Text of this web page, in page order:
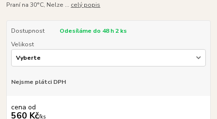
Praní na 30°C, Nelze ... celý popis
Dostupnost
Odesíláme do 48 h 2 ks
Velikost
Nejsme plátci DPH
cena od
560 Kč/ks